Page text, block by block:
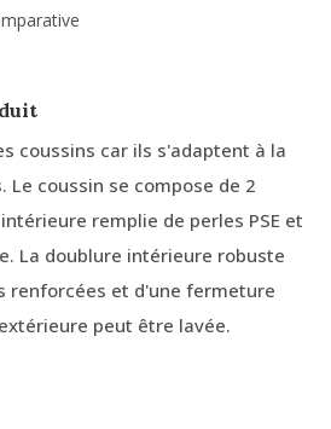
coussins car ils s'adaptent à la
Le coussin se compose de 2
remplie de perles PSE et
La doublure intérieure robuste
renforcées et d'une fermeture
peut être lavée.